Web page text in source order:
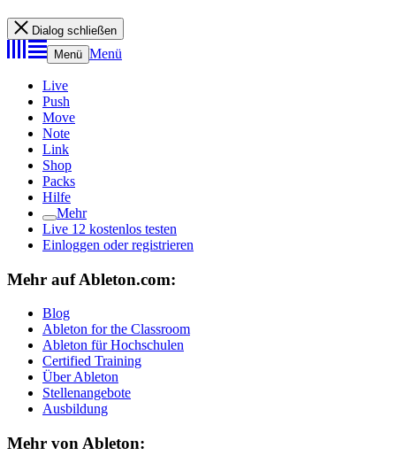
Dialog schließen
Menü Menü
Live
Push
Move
Note
Link
Shop
Packs
Hilfe
Mehr
Live 12 kostenlos testen
Einloggen oder registrieren
Mehr auf Ableton.com:
Blog
Ableton for the Classroom
Ableton für Hochschulen
Certified Training
Über Ableton
Stellenangebote
Ausbildung
Mehr von Ableton: